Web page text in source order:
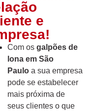
e
Com os galpões de
lona em São
Paulo a sua empresa
pode se estabelecer
mais próxima de
seus clientes o que